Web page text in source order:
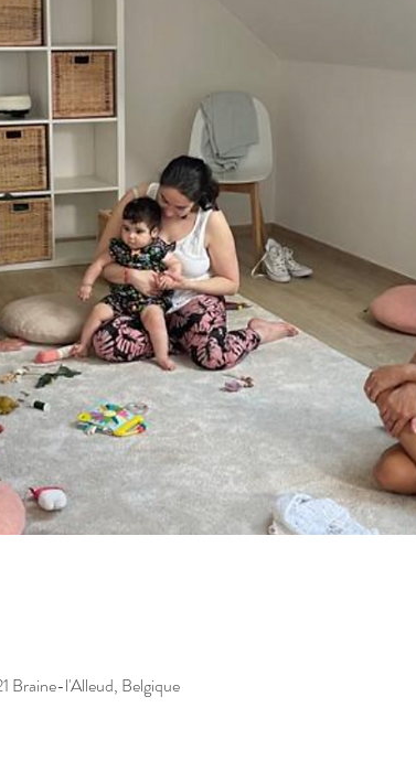
Braine-l'Alleud, Belgique